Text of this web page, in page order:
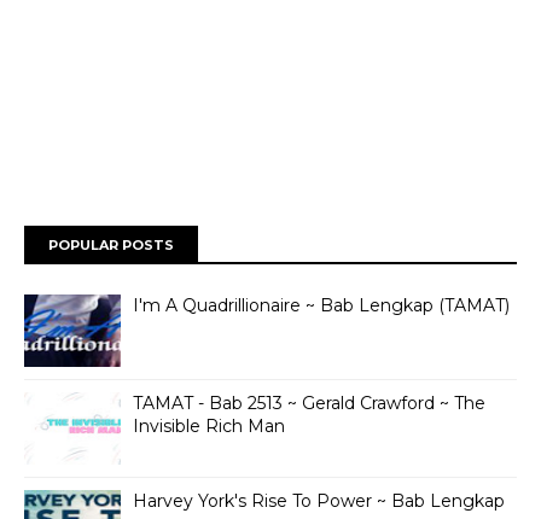
POPULAR POSTS
I'm A Quadrillionaire ~ Bab Lengkap (TAMAT)
TAMAT - Bab 2513 ~ Gerald Crawford ~ The
Invisible Rich Man
Harvey York's Rise To Power ~ Bab Lengkap